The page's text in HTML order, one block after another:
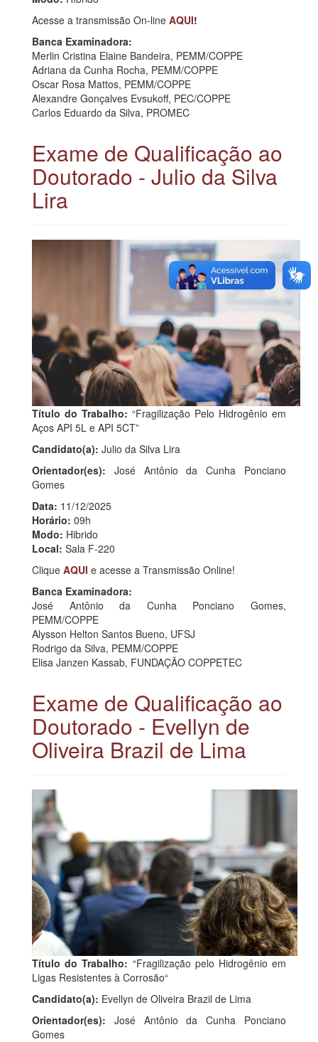
Acesse a transmissão On-line AQUI!
Banca Examinadora:
Merlin Cristina Elaine Bandeira, PEMM/COPPE
Adriana da Cunha Rocha, PEMM/COPPE
Oscar Rosa Mattos, PEMM/COPPE
Alexandre Gonçalves Evsukoff, PEC/COPPE
Carlos Eduardo da Silva, PROMEC
Exame de Qualificação ao
Doutorado - Julio da Silva
Lira
Título do Trabalho: “Fragilização Pelo Hidrogênio em
Aços API 5L e API 5CT”
Candidato(a): Julio da Silva Lira
Orientador(es): José Antônio da Cunha Ponciano
Gomes
Data: 11/12/2025
Horário: 09h
Modo: Hibrido
Local: Sala F-220
Clique AQUI e acesse a Transmissão Online!
Banca Examinadora:
José Antônio da Cunha Ponciano Gomes,
PEMM/COPPE
Alysson Helton Santos Bueno, UFSJ
Rodrigo da Silva, PEMM/COPPE
Elisa Janzen Kassab, FUNDAÇÃO COPPETEC
Exame de Qualificação ao
Doutorado - Evellyn de
Oliveira Brazil de Lima
Título do Trabalho: “Fragilização pelo Hidrogênio em
Ligas Resistentes à Corrosão“
Candidato(a): Evellyn de Oliveira Brazil de Lima
Orientador(es): José Antônio da Cunha Ponciano
Gomes